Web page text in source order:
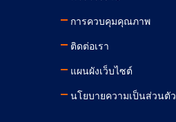
การควบคุมคุณภาพ
ติดต่อเรา
แผนผังเว็บไซต์
นโยบายความเป็นส่วนตัว